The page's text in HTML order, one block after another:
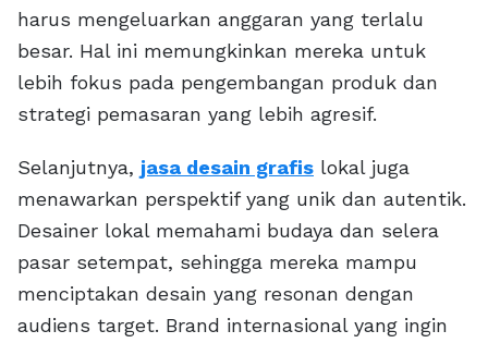
harus mengeluarkan anggaran yang terlalu
besar. Hal ini memungkinkan mereka untuk
lebih fokus pada pengembangan produk dan
strategi pemasaran yang lebih agresif.
Selanjutnya, jasa desain grafis lokal juga
menawarkan perspektif yang unik dan autentik.
Desainer lokal memahami budaya dan selera
pasar setempat, sehingga mereka mampu
menciptakan desain yang resonan dengan
audiens target. Brand internasional yang ingin